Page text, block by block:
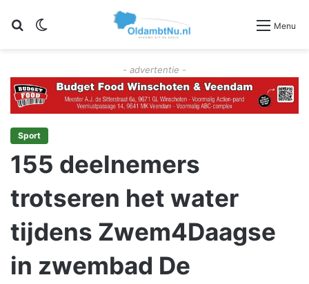
Zoeken Menu
- advertentie -
Sport
155 deelnemers
trotseren het water
tijdens Zwem4Daagse
in zwembad De